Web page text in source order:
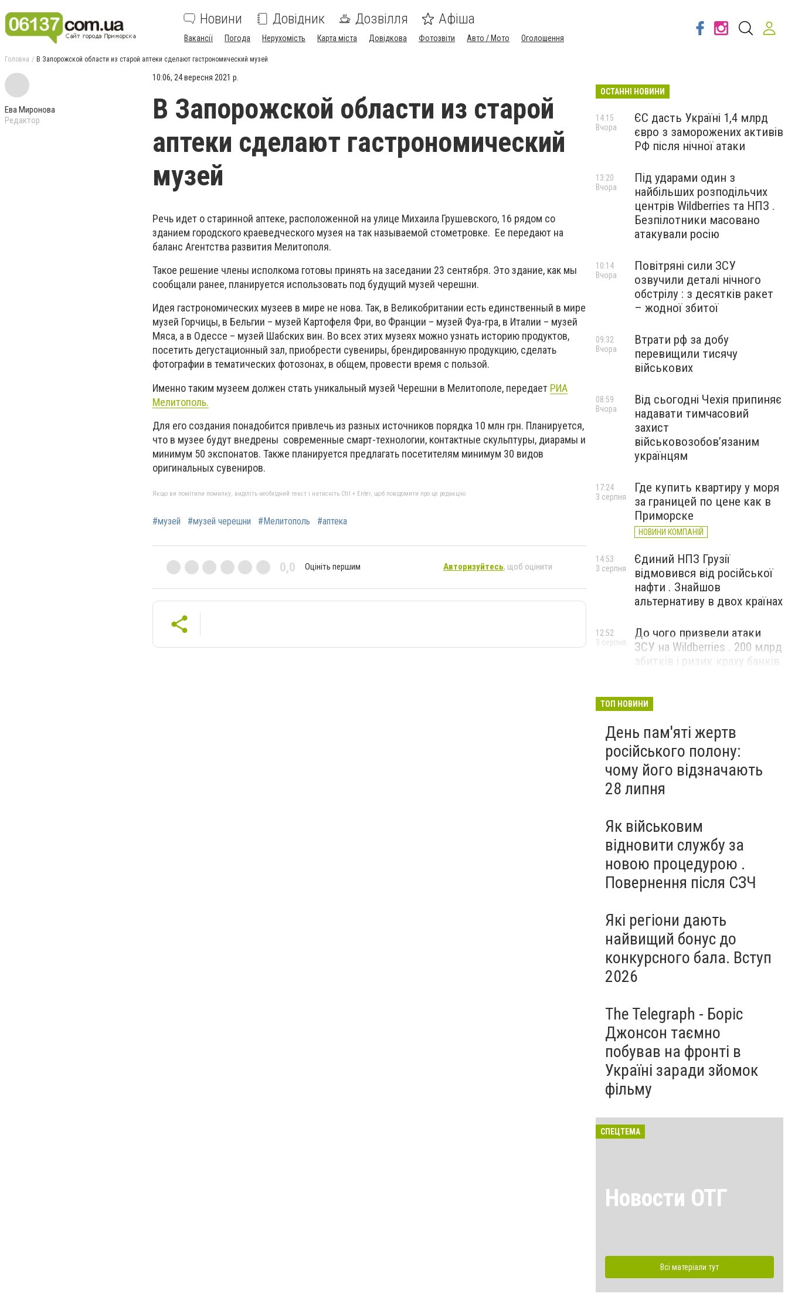
Новини Довідник Дозвілля Афіша
Вакансії Погода Нерухомість Карта міста Довідкова Фотозвіти Авто / Мото Оголошення
Головна В Запорожской области из старой аптеки сделают гастрономический музей
Ева Миронова
Редактор
10:06, 24 вересня 2021 р.
В Запорожской области из старой
аптеки сделают гастрономический
музей
Речь идет о старинной аптеке, расположенной на улице Михаила Грушевского, 16 рядом со
зданием городского краеведческого музея на так называемой стометровке. Ее передают на
баланс Агентства развития Мелитополя.
Такое решение члены исполкома готовы принять на заседании 23 сентября. Это здание, как мы
сообщали ранее, планируется использовать под будущий музей черешни.
Идея гастрономических музеев в мире не нова. Так, в Великобритании есть единственный в мире
музей Горчицы, в Бельгии – музей Картофеля Фри, во Франции – музей Фуа-гра, в Италии – музей
Мяса, а в Одессе – музей Шабских вин. Во всех этих музеях можно узнать историю продуктов,
посетить дегустационный зал, приобрести сувениры, брендированную продукцию, сделать
фотографии в тематических фотозонах, в общем, провести время с пользой.
Именно таким музеем должен стать уникальный музей Черешни в Мелитополе, передает РИА
Мелитополь.
Для его создания понадобится привлечь из разных источников порядка 10 млн грн. Планируется,
что в музее будут внедрены современные смарт-технологии, контактные скульптуры, диарамы и
минимум 50 экспонатов. Также планируется предлагать посетителям минимум 30 видов
оригинальных сувениров.
Якщо ви помітили помилку, виділіть необхідний текст і натисніть Ctrl + Enter, щоб повідомити про це редакцію
#музей #музей черешни #Мелитополь #аптека
0,0 Оцініть першим Авторизуйтесь, щоб оцінити
ОСТАННІ НОВИНИ
ЄС дасть Україні 1,4 млрд
євро з заморожених активів
РФ після нічної атаки
14:15
Вчора
Під ударами один з
найбільших розподільчих
центрів Wildberries та НПЗ .
Безпілотники масовано
атакували росію
13:20
Вчора
Повітряні сили ЗСУ
озвучили деталі нічного
обстрілу : з десятків ракет
– жодної збитої
10:14
Вчора
Втрати рф за добу
перевищили тисячу
військових
09:32
Вчора
Від сьогодні Чехія припиняє
надавати тимчасовий
захист
військовозобов’язаним
українцям
08:59
Вчора
Где купить квартиру у моря
за границей по цене как в
Приморске
НОВИНИ КОМПАНІЙ
17:24
3 серпня
Єдиний НПЗ Грузії
відмовився від російської
нафти . Знайшов
альтернативу в двох країнах
14:53
3 серпня
До чого призвели атаки
ЗСУ на Wildberries . 200 млрд
збитків і ризик краху банків
12:52
3 серпня
ТОП НОВИНИ
День пам'яті жертв
російського полону:
чому його відзначають
28 липня
Як військовим
відновити службу за
новою процедурою .
Повернення після СЗЧ
Які регіони дають
найвищий бонус до
конкурсного бала. Вступ
2026
The Telegraph - Боріс
Джонсон таємно
побував на фронті в
Україні заради зйомок
фільму
СПЕЦТЕМА
Новости ОТГ
Всі матеріали тут